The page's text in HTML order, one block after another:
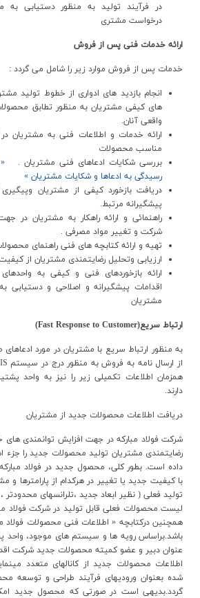
در فرآيند توليد به منظور دستيابي
درخواست مشتري
ارائه خدمات فني پس از فروش
خدمات پس از فروش موارد زير را شامل مي گردد :
انجام بازديد هاي ادواري از خطوط توليد
هاي کيفي مشتريان به منظور تطابق
واقعي آنان.
ارائه خدمات و اطلاعات فني به مشتريان
مناسب محصولات
بررسي شکايات ادعاهاي فني مشتريان .
رسيدگي به ادعاها و شکايات مشتريان »
دريافت بازخورد کيفي از مشتريان
پيشگيرانه مرتبط.
راهنمائي و ارائه راهکار به مشتريان در
شرکت و تغيير مواد مصرفي .
تهيه و ارائه کتابچه هاي فني راهنماي
ارزيابي وتحليل رضايتمندي مشتريان از
ارائه بازخوردهاي فني و کيفي به
اقدامات پيشگيرانه و اصلاحي و دستيابي
مشتريان
ارتباط سريع(Fast Response to Customer)
به منظور ارتباط سريع با مشتريان در مورد
همزمان اطلاعات تکميلي زير را نيز به واحد
دارند.
دريافت اطلاعات محصولات جديد از مشتريان
شرکت فولاد مبارکه در جهت افزايش توانمندي هاي
رضايتمندي مشتريان توليد محصولات جديد را جزء
داده است. بطور کلي، محصول جديد در فولاد
با کيفيت جديد يا تغيير در هرکدام از پارامترها
توليد فعلي ( نظير ابعاد جديد ،تلرانسهاي
ليست محصولات فعلي قابل توليد در شرکت فولاد
همچنين درکتابچه « اطلاعات فني محصولات فولاد
باشد.براساس رويه ها و سيستم هاي موجود، واحد
عنوان دبير و عضو کميته محصولات جديد شرکت
اطلاعات محصولات جديد از کانالهاي متعدد
شده بعنوان وروديهاي فرآيند طراحي و توسعه
گردد.بديهي است در صورتي که محصول جديد